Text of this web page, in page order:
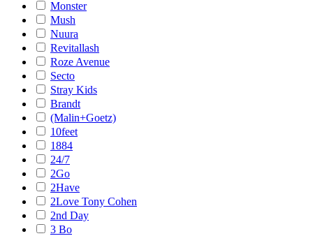
Monster
Mush
Nuura
Revitallash
Roze Avenue
Secto
Stray Kids
Brandt
(Malin+Goetz)
10feet
1884
24/7
2Go
2Have
2Love Tony Cohen
2nd Day
3 Bo